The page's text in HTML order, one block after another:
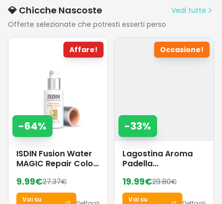
2 Spazzolini
💎 Chicche Nascoste
Vedi tutte
Offerte selezionate che potresti esserti perso
Affare!
-64%
ISDIN Fusion Water
MAGIC Repair Color
Crema Solare Viso
Antietà Colorata |
9.99€27.37€
Vai su
Occasione!
-33%
Lagostina Aroma
Padella
Alluminio
Pressofuso Ø 20
19.99€29.80€
Vai su